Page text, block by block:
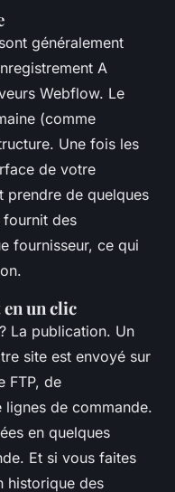
généralement
A
Webflow. Le
(comme
Une fois les
de votre
prendre de quelques
fournit des
fournisseur, ce qui
un clic
La publication. Un
site est envoyé sur
FTP, de
de commande.
en quelques
Et si vous faites
historique des